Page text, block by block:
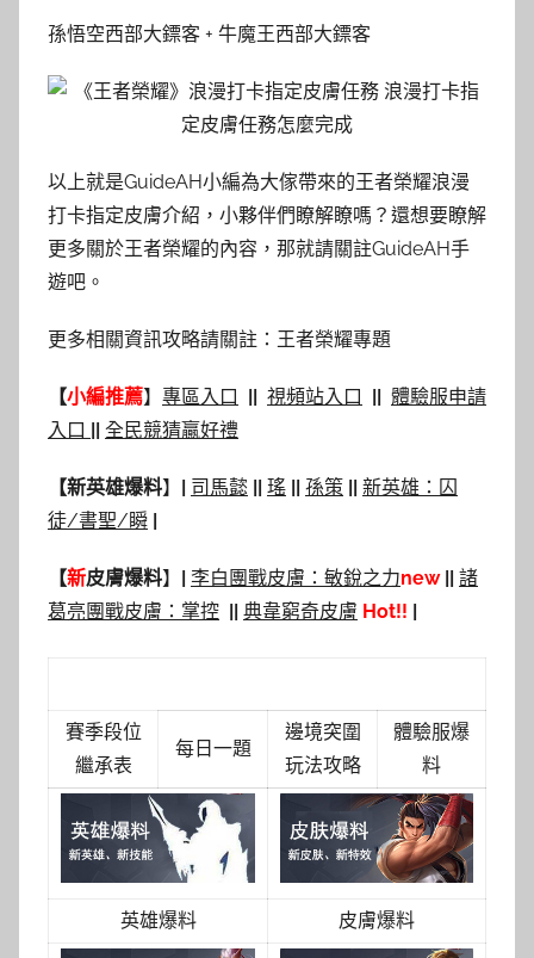
孫悟空西部大鏢客 + 牛魔王西部大鏢客
以上就是GuideAH小編為大傢帶來的王者榮耀浪漫
打卡指定皮膚介紹，小夥伴們瞭解瞭嗎？還想要瞭解
更多關於王者榮耀的內容，那就請關註GuideAH手
遊吧。
更多相關資訊攻略請關註： 王者榮耀專題
【小編推薦】 專區入口 || 視頻站入口 || 體驗服申請
入口 || 全民競猜贏好禮
【新英雄爆料】 | 司馬懿 || 瑤 || 孫策 || 新英雄：囚
徒/書聖/瞬 |
【新皮膚爆料】 | 李白團戰皮膚：敏銳之力new || 諸
葛亮團戰皮膚：掌控 || 典韋窮奇皮膚 Hot!! |
賽季段位
繼承表
每日一題
邊境突圍
玩法攻略
體驗服爆
料
英雄爆料 皮膚爆料